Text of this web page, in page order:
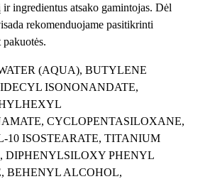
ingredientus atsako gamintojas. Dėl
rekomenduojame pasitikrinti
(AQUA), BUTYLENE
ISONONANDATE,
CYCLOPENTASILOXANE,
10 ISOSTEARATE, TITANIUM
DIPHENYLSILOXY PHENYL
BEHENYL ALCOHOL,